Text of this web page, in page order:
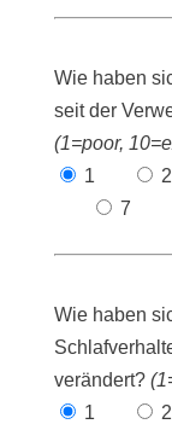
Wie haben
seit der
(1=poor,
1
2
7
Wie haben
verändert?
1
2